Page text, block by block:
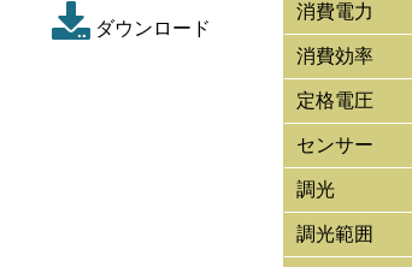
ダウンロード
消費電力
消費効率
定格電圧
センサー
調光
調光範囲